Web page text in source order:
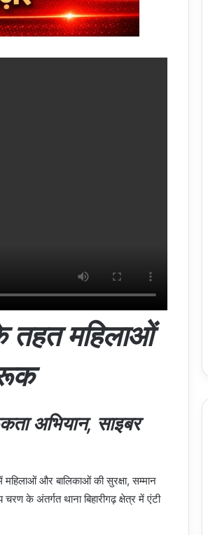
तहत महिलाओं
अभियान, साइबर
और बालिकाओं की सुरक्षा, सम्मान
के अंतर्गत थाना बिहारीगढ़ क्षेत्र में एंटी